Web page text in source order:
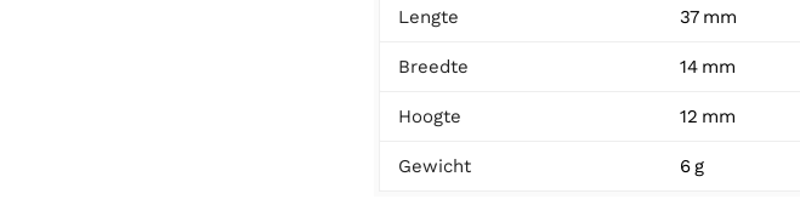
Lengte 37 mm
Breedte 14 mm
Hoogte 12 mm
Gewicht 6 g